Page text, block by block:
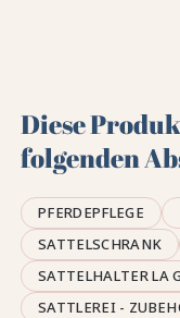
Diese
folgenden
PFERDEPFLEGE
SATTELSCHRANK
SATTELHALTER LA
SATTLEREI -